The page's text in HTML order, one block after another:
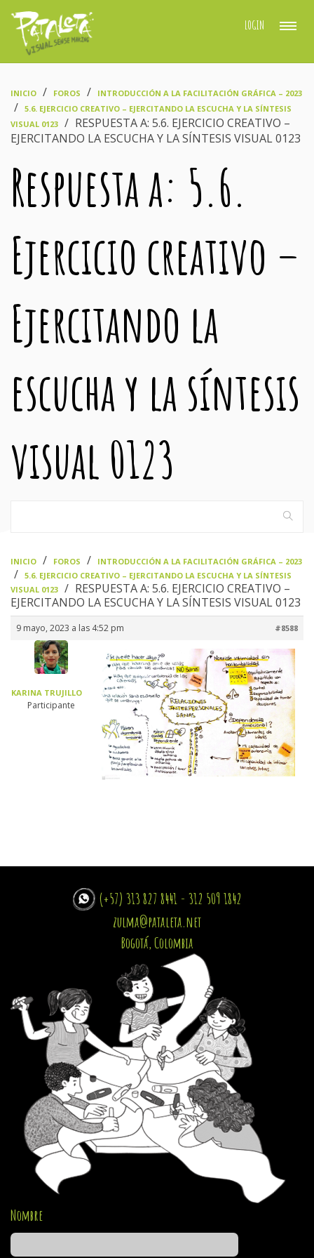
LOGIN
INICIO FOROS INTRODUCCIÓN A LA FACILITACIÓN GRÁFICA – 2023
5.6. EJERCICIO CREATIVO – EJERCITANDO LA ESCUCHA Y LA SÍNTESIS
VISUAL 0123
RESPUESTA A: 5.6. EJERCICIO CREATIVO –
EJERCITANDO LA ESCUCHA Y LA SÍNTESIS VISUAL 0123
Respuesta a: 5.6.
Ejercicio creativo –
Ejercitando la
escucha y la síntesis
visual 0123
INICIO FOROS INTRODUCCIÓN A LA FACILITACIÓN GRÁFICA – 2023
5.6. EJERCICIO CREATIVO – EJERCITANDO LA ESCUCHA Y LA SÍNTESIS
VISUAL 0123
RESPUESTA A: 5.6. EJERCICIO CREATIVO –
EJERCITANDO LA ESCUCHA Y LA SÍNTESIS VISUAL 0123
9 mayo, 2023 a las 4:52 pm #8588
KARINA TRUJILLO
Participante
(+57) 313 827 8441 - 312 509 1842
zulma@pataleta.net
Bogotá, Colombia
Nombre